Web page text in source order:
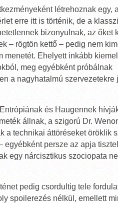
létrehoznak egy,
erre itt is történik, de a
bizonyulnak, az őket
– rögtön kettő – pedig nem
menetét. Ehelyett inkább
meg egyébként próbálnak
a nagyhatalmú szervezetekre
és Haugennek
állnak, a szigorú Dr.
a technikai áttöréseket öröklik
egyébként persze az apja
egy nárcisztikus szociopata
pedig csordultig tele
spoilerezés nélkül, emellett